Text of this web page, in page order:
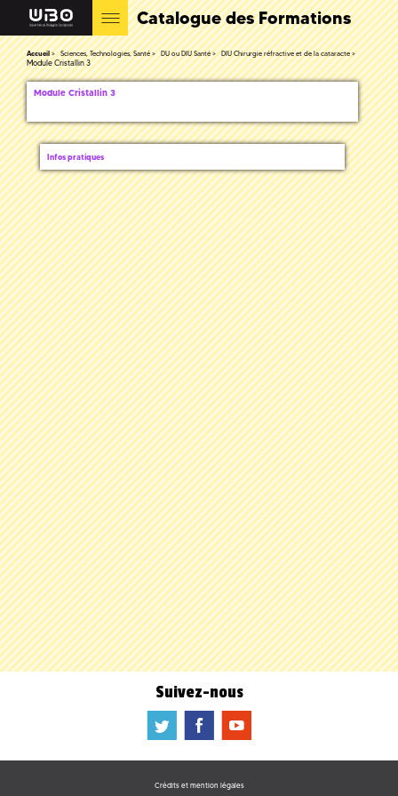
Catalogue des Formations
Accueil Sciences, Technologies, Santé DU ou DIU Santé DIU Chirurgie réfractive et de la cataracte
Module Cristallin 3
Module Cristallin 3
Infos pratiques
Suivez-nous
a b f
Crédits et mention légales